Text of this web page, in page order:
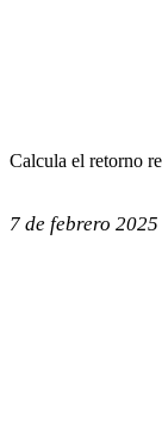
Calcula el retorno
7 de febrero 2025